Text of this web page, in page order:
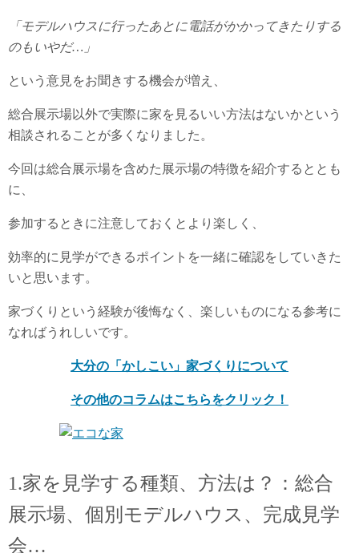
「モデルハウスに行ったあとに電話がかかってきたりする
のもいやだ…」
という意見をお聞きする機会が増え、
総合展示場以外で実際に家を見るいい方法はないかという
相談されることが多くなりました。
今回は総合展示場を含めた展示場の特徴を紹介するととも
に、
参加するときに注意しておくとより楽しく、
効率的に見学ができるポイントを一緒に確認をしていきた
いと思います。
家づくりという経験が後悔なく、楽しいものになる参考に
なればうれしいです。
大分の「かしこい」家づくりについて
その他のコラムはこちらをクリック！
1.家を見学する種類、方法は？：総合
展示場、個別モデルハウス、完成見学
会…